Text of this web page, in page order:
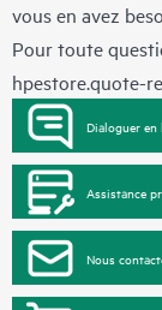
vous en avez
Pour toute
hpestore.quote-
Dialoguer en
Assistance
Nous